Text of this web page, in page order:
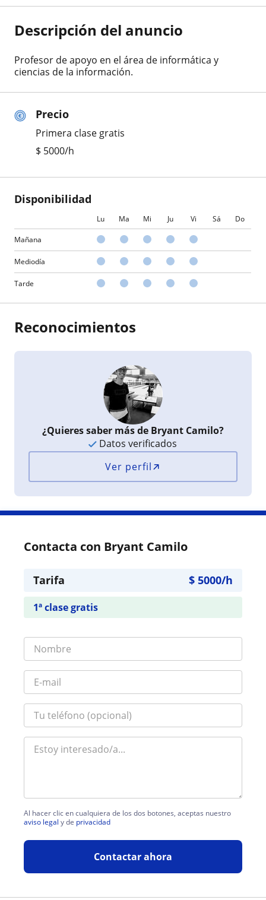
Precio
Primera clase gratis
$ 5000/h
Disponibilidad
Lu Ma Mi Ju Vi Sá Do
Mañana
Mediodía
Tarde
Descripción del anuncio
Profesor de apoyo en el área de informática y
ciencias de la información.
Reconocimientos
¿Quieres saber más de Bryant Camilo?
Datos verificados
Ver perfil
Contacta con Bryant Camilo
Tarifa $ 5000/h
1ª clase gratis
Al hacer clic en cualquiera de los dos botones, aceptas nuestro
aviso legal y de privacidad
Contactar ahora